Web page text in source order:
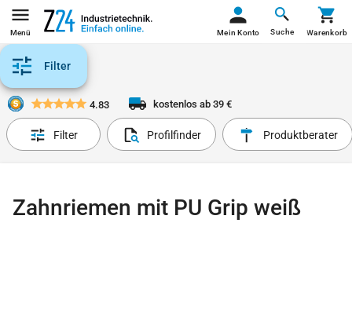
Menü Suche
Mein Konto Warenkorb
Filter
4.83 kostenlos ab 39 €
Filter Profilfinder Produktberater
Zahnriemen mit PU Grip weiß